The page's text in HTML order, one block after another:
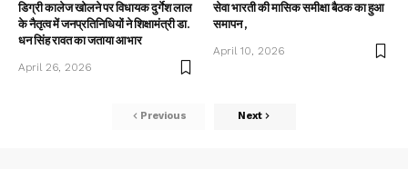
डिग्री कालेज खोलने पर विधायक दुर्गेश लाल
के नैतृत्व में जनप्रतिनिधियों ने शिक्षामंत्री डा.
धन सिंह रावत का जताया आभार
April 26, 2026
सेवा भारती की मासिक समीक्षा बैठक का हुआ
समापन ,
April 10, 2026
Previous Next